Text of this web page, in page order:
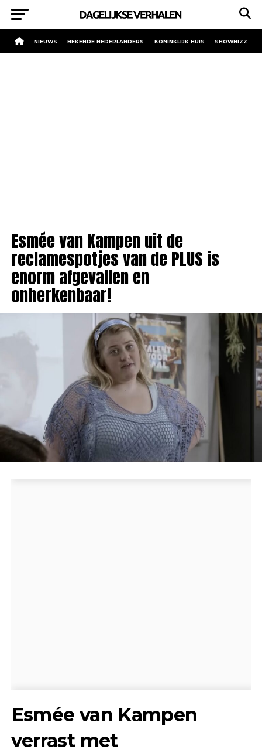
NIEUWS BEKENDE NEDERLANDERS KONINKLIJK HUIS SHOWBIZZ
Esmée van Kampen uit de
reclamespotjes van de PLUS is
enorm afgevallen en
onherkenbaar!
Esmée van Kampen
verrast met